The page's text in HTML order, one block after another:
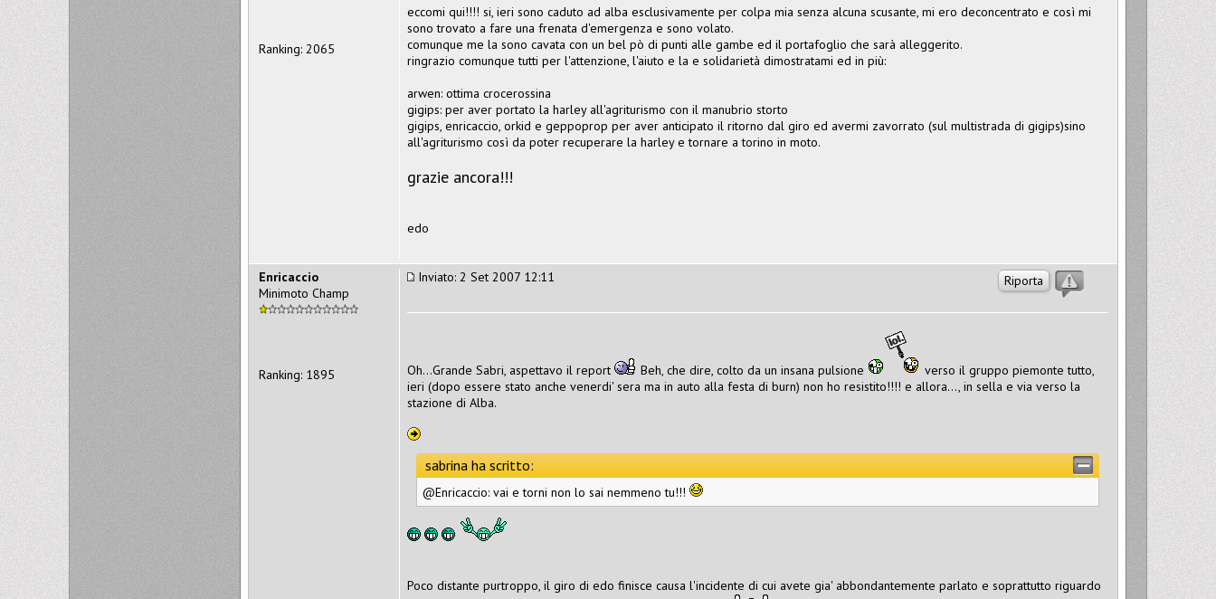
eccomi qui!!!! si, ieri sono caduto ad alba esclusivamente per colpa mia senza alcuna scusante, mi ero deconcentrato e così mi
sono trovato a fare una frenata d'emergenza e sono volato.
comunque me la sono cavata con un bel pò di punti alle gambe ed il portafoglio che sarà alleggerito.
ringrazio comunque tutti per l'attenzione, l'aiuto e la e solidarietà dimostratami ed in più:
arwen: ottima crocerossina
gigips: per aver portato la harley all'agriturismo con il manubrio storto
gigips, enricaccio, orkid e geppoprop per aver anticipato il ritorno dal giro ed avermi zavorrato (sul multistrada di gigips)sino
all'agriturismo così da poter recuperare la harley e tornare a torino in moto.
grazie ancora!!!
edo
Ranking: 2065
Riporta
Inviato: 2 Set 2007 12:11
Oh...Grande Sabri, aspettavo il report Beh, che dire, colto da un insana pulsione
verso il gruppo piemonte tutto,
ieri (dopo essere stato anche venerdi' sera ma in auto alla festa di burn) non ho resistito!!!! e allora..., in sella e via verso la
stazione di Alba.
sabrina ha scritto:
@Enricaccio: vai e torni non lo sai nemmeno tu!!!
Poco distante purtroppo, il giro di edo finisce causa l'incidente di cui avete gia' abbondantemente parlato e soprattutto riguardo
Enricaccio
Minimoto Champ
Ranking: 1895